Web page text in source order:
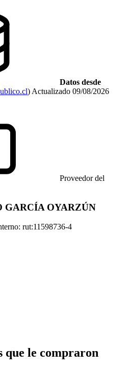
Datos desde
) Actualizado 09/08/2026
Proveedor del
GARCÍA OYARZÚN
rut:11598736-4
que le compraron